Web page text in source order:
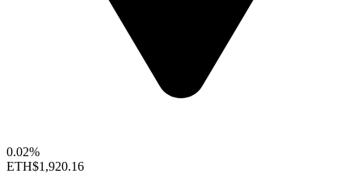
0.02%
ETH$1,920.16